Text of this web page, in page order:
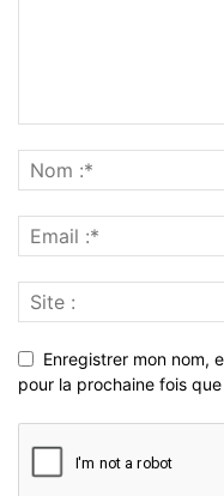
Enregistrer mon nom,
pour la prochaine fois